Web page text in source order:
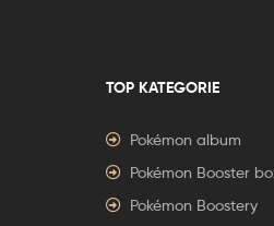
TOP KATEGORIE
Pokémon album
Pokémon Booster
Pokémon Boostery